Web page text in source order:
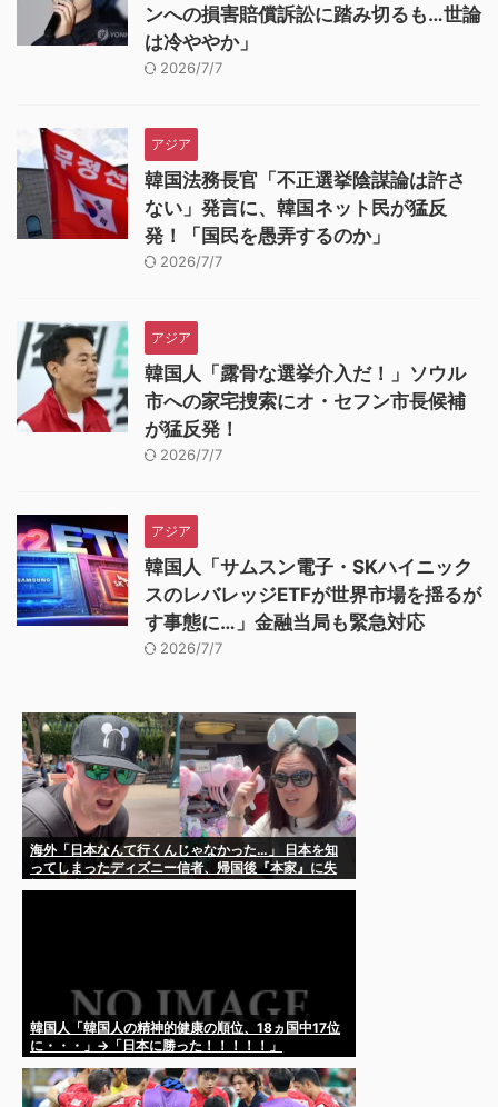
ンへの損害賠償訴訟に踏み切るも…世論
は冷ややか」
2026/7/7
アジア
韓国法務長官「不正選挙陰謀論は許さ
ない」発言に、韓国ネット民が猛反
発！「国民を愚弄するのか」
2026/7/7
アジア
韓国人「露骨な選挙介入だ！」ソウル
市への家宅捜索にオ・セフン市長候補
が猛反発！
2026/7/7
アジア
韓国人「サムスン電子・SKハイニック
スのレバレッジETFが世界市場を揺るが
す事態に…」金融当局も緊急対応
2026/7/7
海外「日本なんて行くんじゃなかった…」 日本を知
ってしまったディズニー信者、帰国後『本家』に失
韓国人「韓国人の精神的健康の順位、18ヵ国中17位
に・・・」→「日本に勝った！！！！！」